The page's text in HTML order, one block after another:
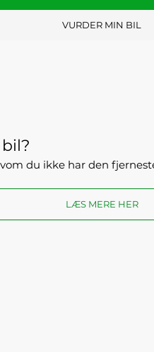
VURDER MIN BIL
du ikke har den
LÆS MERE HER